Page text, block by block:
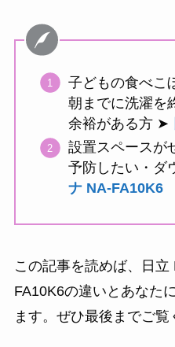
子どもの食べこ
朝までに洗濯を
余裕がある方 ➤
設置スペースが
予防したい・
ナ NA-FA10K6
この記事を読めば、日
FA10K6の違いとあなた
ます。ぜひ最後までご覧